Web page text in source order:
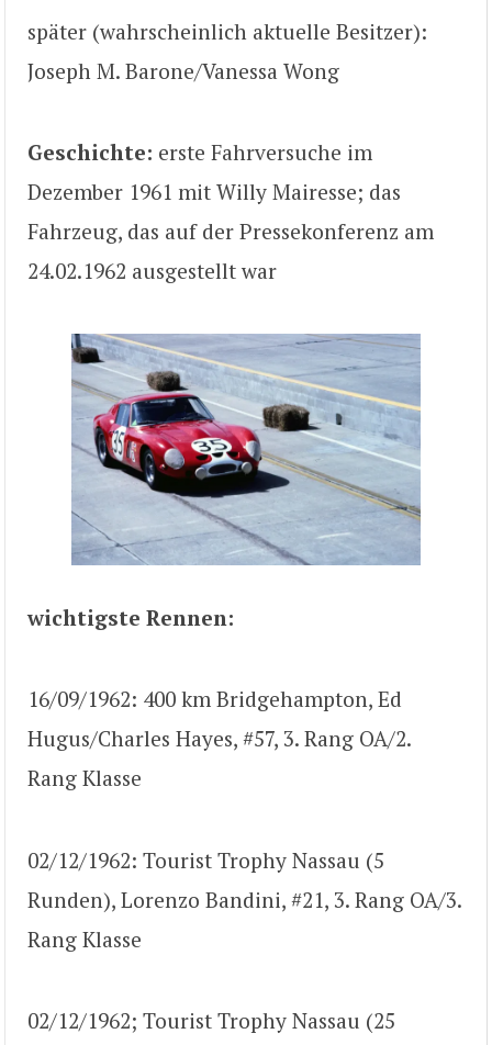
später (wahrscheinlich aktuelle Besitzer):
Joseph M. Barone/Vanessa Wong
Geschichte: erste Fahrversuche im
Dezember 1961 mit Willy Mairesse; das
Fahrzeug, das auf der Pressekonferenz am
24.02.1962 ausgestellt war
wichtigste Rennen:
16/09/1962: 400 km Bridgehampton, Ed
Hugus/Charles Hayes, #57, 3. Rang OA/2.
Rang Klasse
02/12/1962: Tourist Trophy Nassau (5
Runden), Lorenzo Bandini, #21, 3. Rang OA/3.
Rang Klasse
02/12/1962; Tourist Trophy Nassau (25